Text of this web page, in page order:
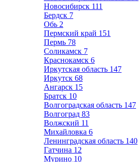
Новосибирск 111
Бердск 7
Обь 2
Пермский край 151
Пермь 78
Соликамск 7
Краснокамск 6
Иркутская область 147
Иркутск 68
Ангарск 15
Братск 10
Волгоградская область 147
Волгоград 83
Волжский 11
Михайловка 6
Ленинградская область 140
Гатчина 12
Мурино 10